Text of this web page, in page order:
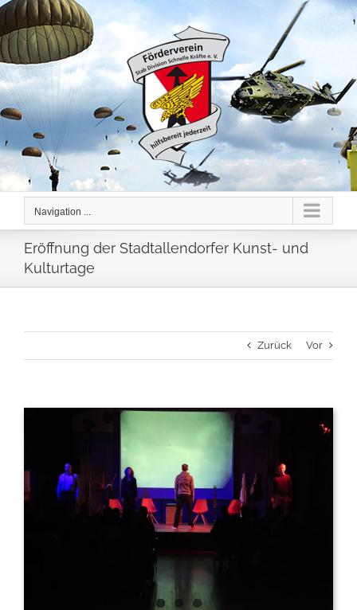
Skip
content
Navigation ...
Eröffnung der Stadtallendorfer Kunst- und
Kulturtage
Zurück Vor